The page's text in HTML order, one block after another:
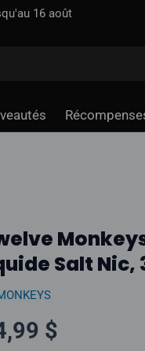
Salt Nic,
normal
$